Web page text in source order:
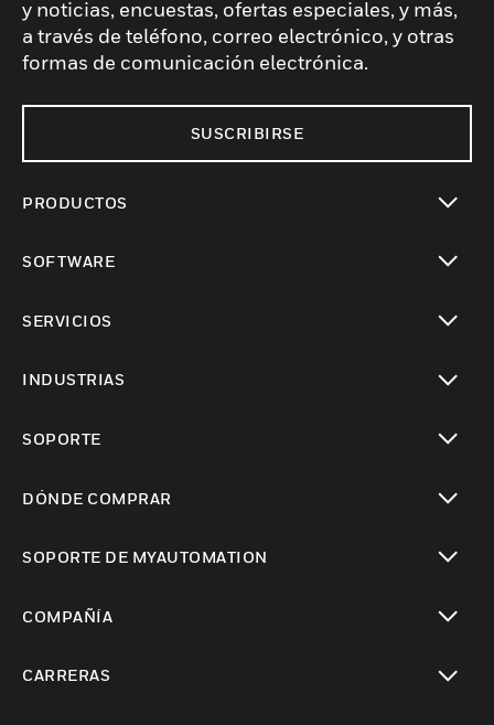
y noticias, encuestas, ofertas especiales, y más,
a través de teléfono, correo electrónico, y otras
formas de comunicación electrónica.
SUSCRIBIRSE
PRODUCTOS
SOFTWARE
SERVICIOS
INDUSTRIAS
SOPORTE
DÓNDE COMPRAR
SOPORTE DE MYAUTOMATION
COMPAÑÍA
CARRERAS